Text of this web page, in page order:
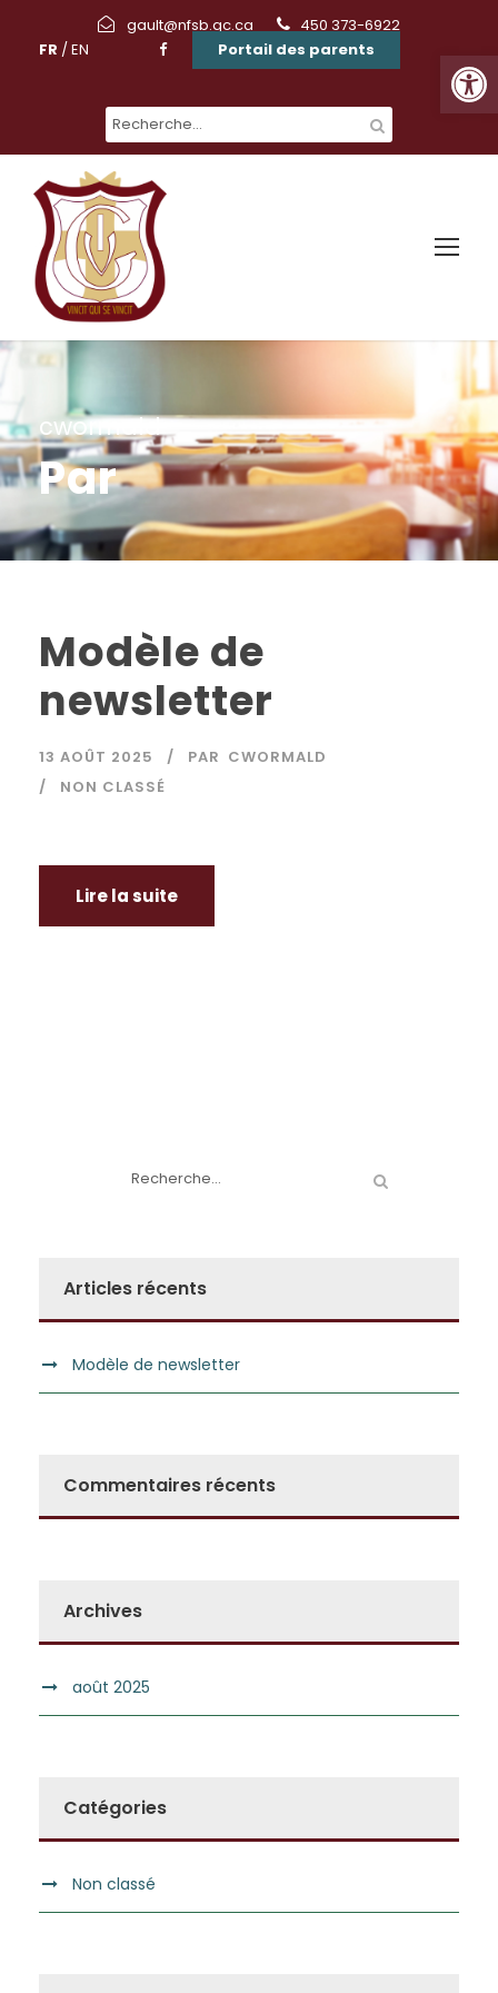
Ouvrir la barre d'outils
gault@nfsb.qc.ca
450 373-6922
FR /EN Portail des parents
cwormald
Par
Modèle de
newsletter
13 AOÛT 2025 PAR CWORMALD
NON CLASSÉ
Lire la suite
Articles récents
Modèle de newsletter
Commentaires récents
Archives
août 2025
Catégories
Non classé